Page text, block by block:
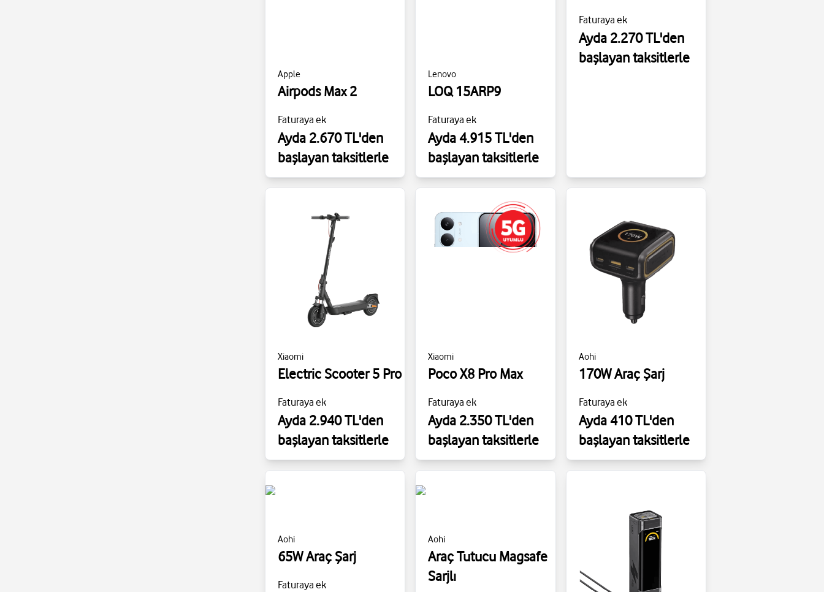
Apple
Airpods Max 2
Faturaya ek
Ayda 2.670 TL'den
başlayan taksitlerle
Lenovo
LOQ 15ARP9
Faturaya ek
Ayda 4.915 TL'den
başlayan taksitlerle
Faturaya ek
Ayda 2.270 TL'den
başlayan taksitlerle
Xiaomi
Electric Scooter 5 Pro
Faturaya ek
Ayda 2.940 TL'den
başlayan taksitlerle
Xiaomi
Poco X8 Pro Max
Faturaya ek
Ayda 2.350 TL'den
başlayan taksitlerle
Aohi
170W Araç Şarj
Faturaya ek
Ayda 410 TL'den
başlayan taksitlerle
Aohi
65W Araç Şarj
Faturaya ek
Aohi
Araç Tutucu Magsafe
Sarjlı